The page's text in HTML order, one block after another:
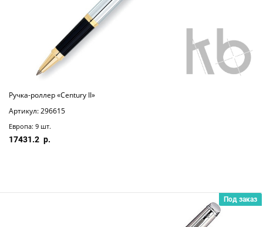
Ручка-роллер «Century II»
Артикул: 296615
Европа: 9 шт.
17431.2
Под заказ